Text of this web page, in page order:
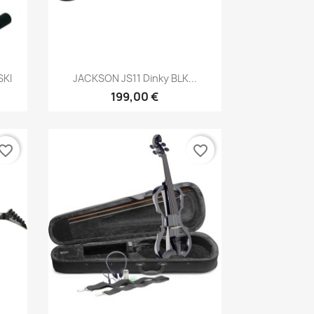
Brzi pregled
JACKSON JS11 Dinky BLK...
199,00 €
favorite_border